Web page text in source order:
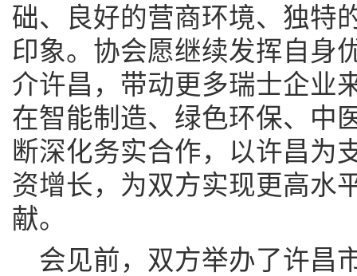
础、良好的营商环境、独特
印象。协会愿继续发挥自身
介许昌，带动更多瑞士企业
在智能制造、绿色环保、中
断深化务实合作，以许昌为
资增长，为双方实现更高水
献。
会见前，双方举办了许昌